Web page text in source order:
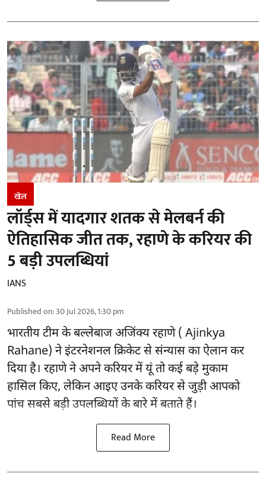
खेल
लॉर्ड्स में यादगार शतक से मेलबर्न की
ऐतिहासिक जीत तक, रहाणे के करियर की
5 बड़ी उपलब्धियां
IANS
Published on:30 Jul 2026, 1:30 pm
भारतीय टीम के बल्लेबाजअजिंक्य रहाणे ( Ajinkya
Rahane) ने इंटरनेशनल क्रिकेट से संन्यास का ऐलान कर
दिया है। रहाणे ने अपने करियर में यूं तो कई बड़े मुकाम
हासिल किए, लेकिन आइए उनके करियर से जुड़ी आपको
पांच सबसे बड़ी उपलब्धियों के बारे में बताते हैं।
Read More